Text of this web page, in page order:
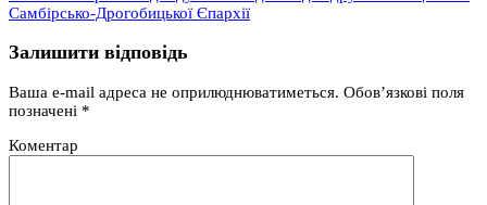
Самбірсько-Дрогобицької Єпархії
Залишити відповідь
Ваша e-mail адреса не оприлюднюватиметься. Обов’язкові поля
позначені *
Коментар